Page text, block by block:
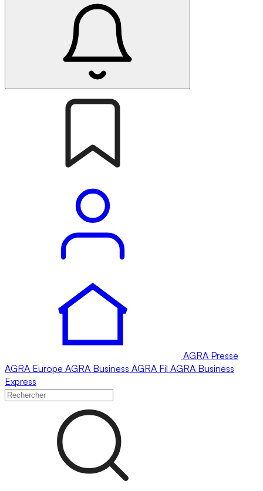
AGRA Presse
AGRA Europe AGRA Business AGRA Fil AGRA Business
Express